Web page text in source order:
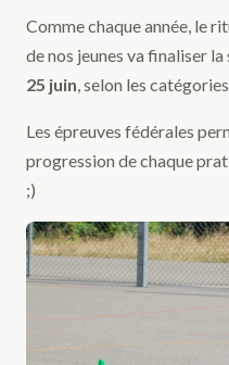
Comme chaque année, le
de nos jeunes va finaliser la
25 juin , selon les catégories.
Les épreuves fédérales
progression de chaque
;)